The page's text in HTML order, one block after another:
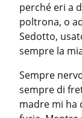
perché eri a
poltrona, o
Sedotto,
sempre la
Sempre
sempre di
madre mi ha